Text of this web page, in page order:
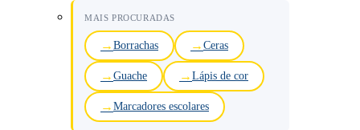
MAIS PROCURADAS
Borrachas Ceras
Guache Lápis de cor
Marcadores escolares